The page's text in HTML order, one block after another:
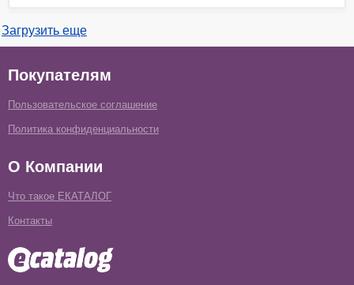
Загрузить еще
Покупателям
Пользовательское соглашение
Политика конфиденциальности
О Компании
Что такое ЕКАТАЛОГ
Контакты